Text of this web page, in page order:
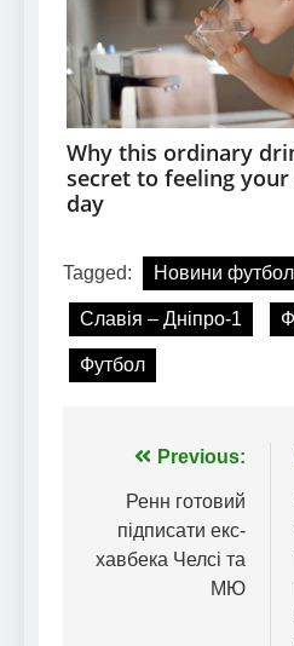
Tagged: Новини
Славія – Дніпро-1
Футбол
Навігація
записів
Previous:
Ренн готовий
підписати екс-
хавбека Челсі та
МЮ